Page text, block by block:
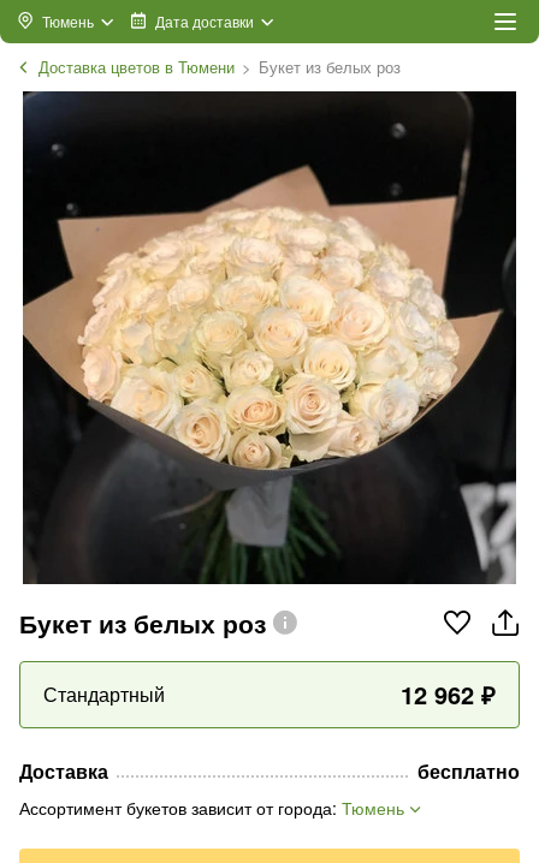
Тюмень Дата доставки
Доставка цветов в Тюмени Букет из белых роз
Букет из белых роз
Стандартный 12 962 ₽
Доставка бесплатно
Ассортимент букетов зависит от города: Тюмень